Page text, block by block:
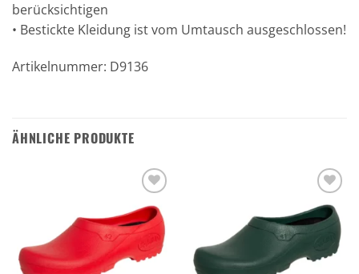
berücksichtigen
• Bestickte Kleidung ist vom Umtausch ausgeschlossen!
Artikelnummer: D9136
ÄHNLICHE PRODUKTE
Zu den
Favoriten
hinzufügen
Zu den
Favoriten
hinzufügen